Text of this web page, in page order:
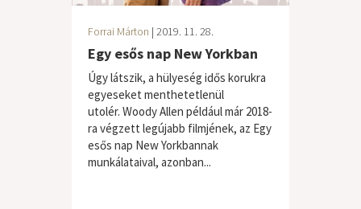
Forrai Márton | 2019. 11. 28.
Egy esős nap New Yorkban
Úgy látszik, a hülyeség idős korukra
egyeseket menthetetlenül
utolér. Woody Allen például már 2018-
ra végzett legújabb filmjének, az Egy
esős nap New Yorkbannak
munkálataival, azonban...